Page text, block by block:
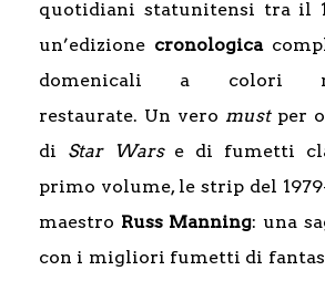
quotidiani statunitensi tra il
un’edizione cronologica
domenicali a colori
restaurate. Un vero must per
di Star Wars e di fumetti
primo volume, le strip del
maestro Russ Manning: una
con i migliori fumetti di